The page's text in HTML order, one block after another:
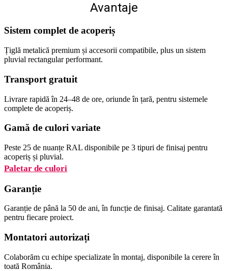
Avantaje
Sistem complet de acoperiș
Țiglă metalică premium și accesorii compatibile, plus un sistem
pluvial rectangular performant.
Transport gratuit
Livrare rapidă în 24–48 de ore, oriunde în țară, pentru sistemele
complete de acoperiș.
Gamă de culori variate
Peste 25 de nuanțe RAL disponibile pe 3 tipuri de finisaj pentru
acoperiș și pluvial.
Paletar de culori
Garanție
Garanție de până la 50 de ani, în funcție de finisaj. Calitate garantată
pentru fiecare proiect.
Montatori autorizați
Colaborăm cu echipe specializate în montaj, disponibile la cerere în
toată România.